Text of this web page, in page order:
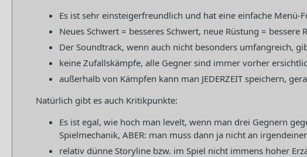
Es ist sehr einsteigerfreundlich und hat eine einfache Menü-
Neues Schwert = besseres Schwert, neue Rüstung = bessere
Der Soundtrack, wenn auch nicht besonders umfangreich,
keine Zufallskämpfe, alle Gegner sind immer vorher
außerhalb von Kämpfen kann man JEDERZEIT speichern,
Natürlich gibt es auch Kritikpunkte:
Es ist egal, wie hoch man levelt, wenn man drei Gegnern
Spielmechanik, ABER: man muss dann ja nicht an
relativ dünne Storyline bzw. im Spiel nicht immens hoher